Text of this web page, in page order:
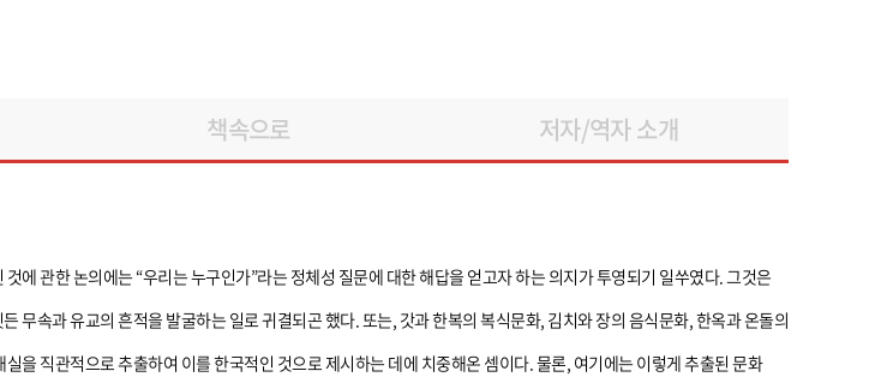
책속으로 저자/역자 소개
관한 논의에는 “우리는 누구인가”라는 정체성 질문에 대한 해답을 얻고자 하는 의지가 투영되기 일쑤였다. 그것은
속과 유교의 흔적을 발굴하는 일로 귀결되곤 했다. 또는, 갓과 한복의 복식문화, 김치와 장의 음식문화, 한옥과 온돌의
을 직관적으로 추출하여 이를 한국적인 것으로 제시하는 데에 치중해온 셈이다. 물론, 여기에는 이렇게 추출된 문화